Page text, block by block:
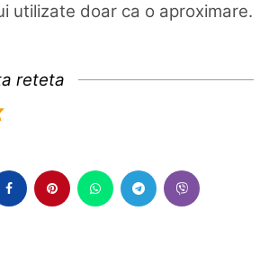
utilizate doar ca o aproximare.
reteta